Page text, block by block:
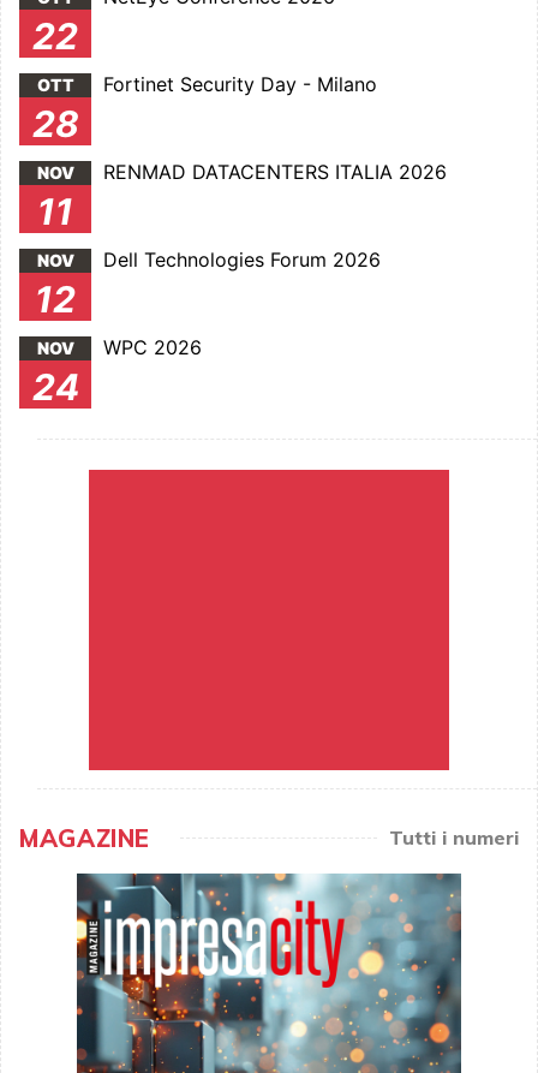
22
OTT
28
Fortinet Security Day - Milano
NOV
11
RENMAD DATACENTERS ITALIA 2026
NOV
12
Dell Technologies Forum 2026
NOV
24
WPC 2026
MAGAZINE Tutti i numeri